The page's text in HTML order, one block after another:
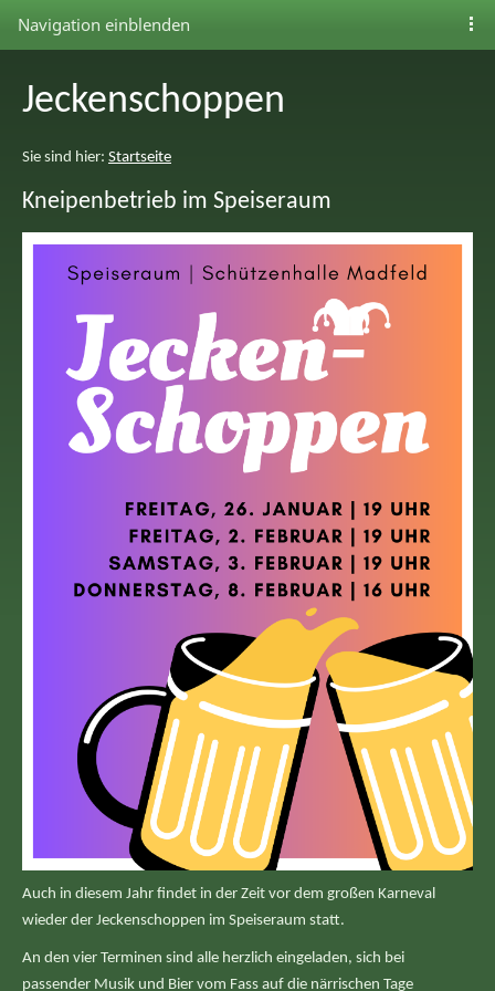
Navigation einblenden
Jeckenschoppen
Sie sind hier: Startseite
Kneipenbetrieb im Speiseraum
Auch in diesem Jahr findet in der Zeit vor dem großen Karneval
wieder der Jeckenschoppen im Speiseraum statt.
An den vier Terminen sind alle herzlich eingeladen, sich bei
passender Musik und Bier vom Fass auf die närrischen Tage